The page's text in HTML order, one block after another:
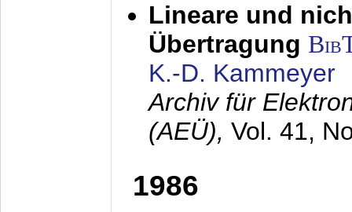
Lineare und
Übertragung
K.-D. Kammeyer
Archiv für
(AEÜ), Vol. 41,
1986